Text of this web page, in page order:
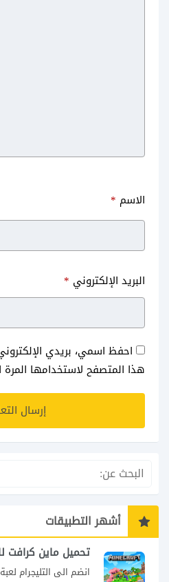
الاسم *
البريد الإلكتروني *
احفظ اسمي، بريدي
هذا المتصفح لاستخدامها
أشهر التطبيقات
تحميل ماين كرافت